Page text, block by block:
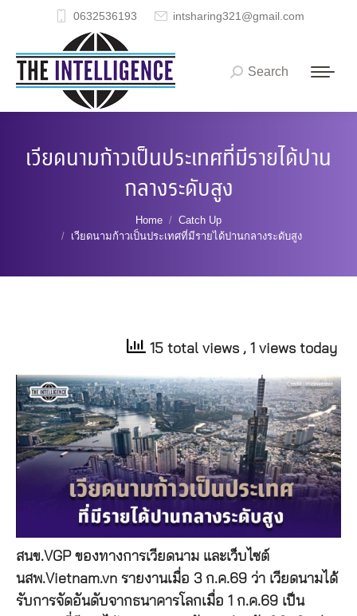
0632536193 intsharing321@gmail.com
Search:
Search
เวียดนามก้าวเป็นประเทศที่มีรายได้ปาน
กลางระดับสูง
Home
Catch Up
เวียดนามก้าวเป็นประเทศที่มีรายได้ปานกลางระดับสูง
15 total views , 1 views today
สนข.VGP ของทางการเวียดนาม และเว็บไซต์
นสพ.Vietnam.vn รายงานเมื่อ 3 ก.ค.69 ว่า เวียดนามได้
รับการจัดอันดับจากธนาคารโลกเมื่อ 1 ก.ค.69 เป็น